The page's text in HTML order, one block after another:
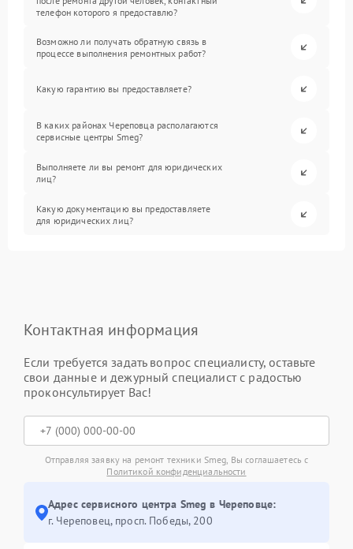
телефон которого я предоставлю?
Возможно ли получать обратную связь в
процессе выполнения ремонтных работ?
Какую гарантию вы предоставляете?
В каких районах Череповца располагаются
сервисные центры Smeg?
Выполняете ли вы ремонт для юридических
лиц?
Какую документацию вы предоставляете
для юридических лиц?
Контактная информация
Если требуется задать вопрос специалисту, оставьте
свои данные и дежурный специалист с радостью
проконсультирует Вас!
Отправляя заявку на ремонт техники Smeg, Вы соглашаетесь с
Политикой конфиденциальности
Адрес сервисного центра Smeg в Череповце:
г. Череповец, просп. Победы, 200